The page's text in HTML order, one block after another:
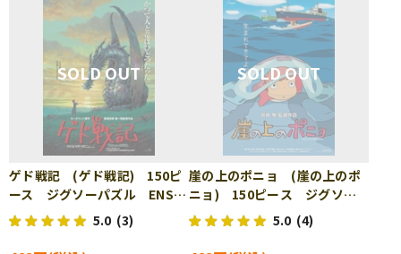
ゲド戦記 (ゲド戦記) 150ピ
ース ジグソーパズル ENS-
150-G40
5.0 (3)
崖の上のポニョ (崖の上のポ
ニョ) 150ピース ジグソー
パズル ENS-150-G41
5.0 (4)